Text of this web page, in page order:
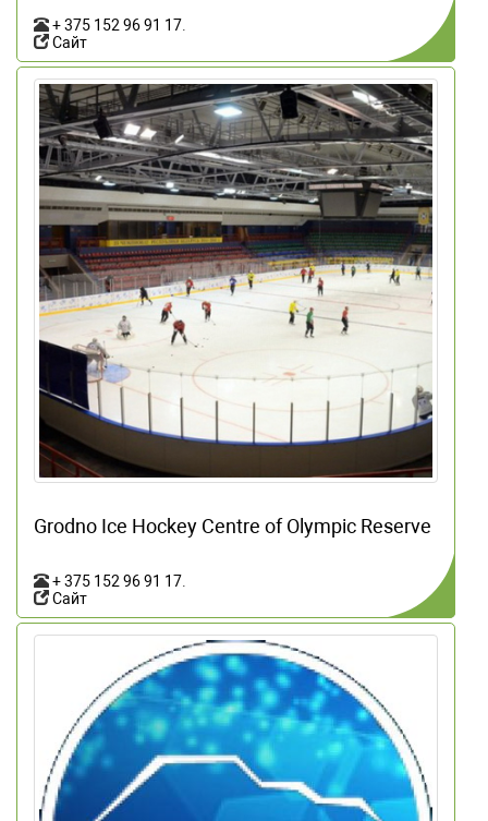
+ 375 152 96 91 17.
Сайт
Grodno Ice Hockey Centre of Olympic Reserve
+ 375 152 96 91 17.
Сайт